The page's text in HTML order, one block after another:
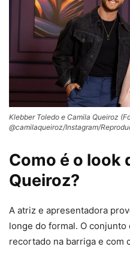
Klebber Toledo e Camila Queiroz
@camilaqueiroz/Instagram/
Como é o look
Queiroz?
A atriz e apresentadora
longe do formal. O
recortado na barriga e com